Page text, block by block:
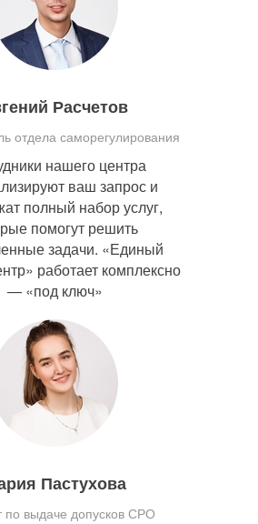
Расчетов
отдела саморегулирования
нашего центра
ваш запрос и
полный набор услуг,
помогут решить
задачи. «Единый
работает комплексно
— «под ключ»
Пастухова
по выдаче допусков СРО